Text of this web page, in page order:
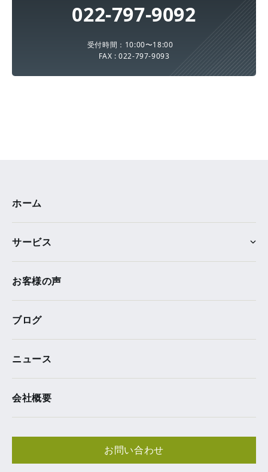
022-797-9092
受付時間：10:00〜18:00
FAX : 022-797-9093
ホーム
サービス
お客様の声
ブログ
ニュース
会社概要
お問い合わせ